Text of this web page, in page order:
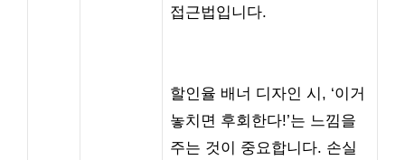
접근법입니다.
할인율 배너 디자인 시, ‘이거
놓치면 후회한다!’는 느낌을
주는 것이 중요합니다. 손실